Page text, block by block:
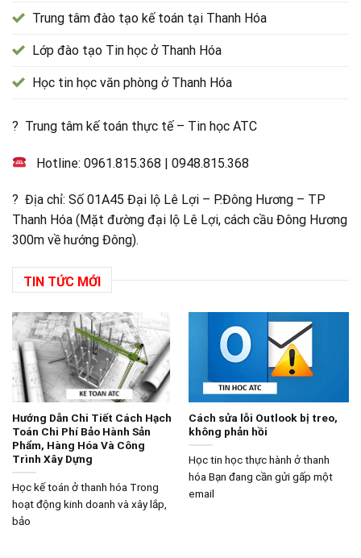
Trung tâm đào tạo kế toán tại Thanh Hóa
Lớp đào tạo Tin học ở Thanh Hóa
Học tin học văn phòng ở Thanh Hóa
? Trung tâm kế toán thực tế – Tin học ATC
Hotline:0961.815.368 |0948.815.368
? Địa chỉ: Số 01A45 Đại lộ Lê Lợi – P.Đông Hương – TP
Thanh Hóa (Mặt đường đại lộ Lê Lợi, cách cầu Đông Hương
300m về hướng Đông).
TIN TỨC MỚI
Hướng Dẫn Chi Tiết Cách Hạch
Toán Chi Phí Bảo Hành Sản
Phẩm, Hàng Hóa Và Công
Trình Xây Dựng
Học kế toán ở thanh hóa Trong
hoạt động kinh doanh và xây lắp,
bảo
Cách sửa lỗi Outlook bị treo,
không phản hồi
Học tin học thực hành ở thanh
hóa Bạn đang cần gửi gấp một
email